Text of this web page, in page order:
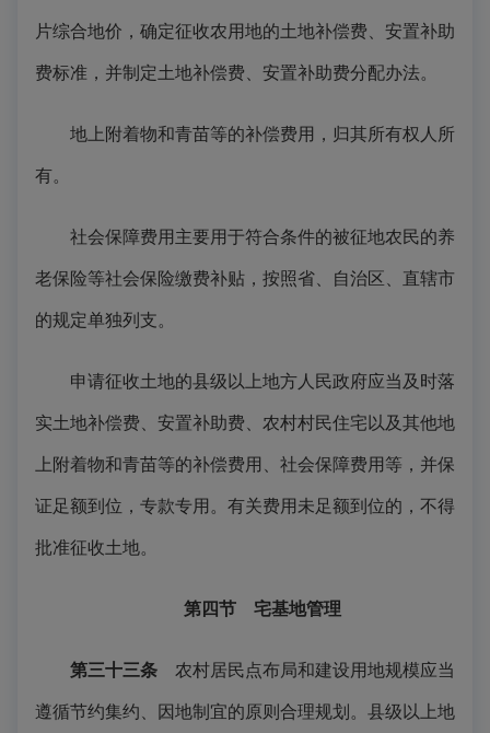
片综合地价，确定征收农用地的土地补偿费、安置补助
费标准，并制定土地补偿费、安置补助费分配办法。
地上附着物和青苗等的补偿费用，归其所有权人所
有。
社会保障费用主要用于符合条件的被征地农民的养
老保险等社会保险缴费补贴，按照省、自治区、直辖市
的规定单独列支。
申请征收土地的县级以上地方人民政府应当及时落
实土地补偿费、安置补助费、农村村民住宅以及其他地
上附着物和青苗等的补偿费用、社会保障费用等，并保
证足额到位，专款专用。有关费用未足额到位的，不得
批准征收土地。
第四节 宅基地管理
第三十三条 农村居民点布局和建设用地规模应当
遵循节约集约、因地制宜的原则合理规划。县级以上地